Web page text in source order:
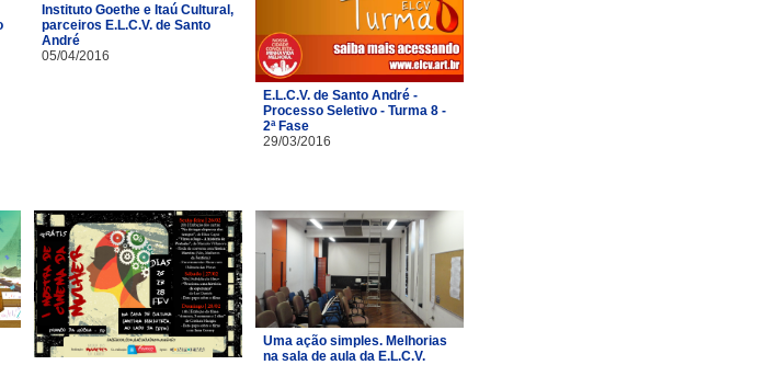
Instituto Goethe e Itaú Cultural,
parceiros E.L.C.V. de Santo
André
05/04/2016
E.L.C.V. de Santo André -
Processo Seletivo - Turma 8 -
2ª Fase
29/03/2016
Uma ação simples. Melhorias
na sala de aula da E.L.C.V.